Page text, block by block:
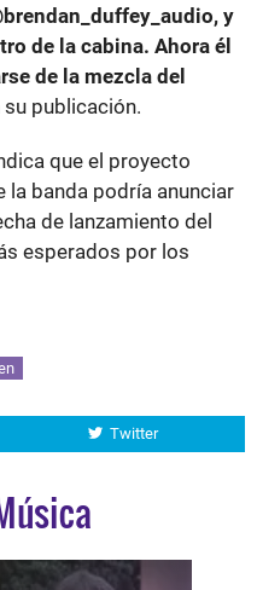
y
de la cabina. Ahora él
de la mezcla del
publicación.
que el proyecto
la banda podría anunciar
de lanzamiento del
esperados por los
Twitter